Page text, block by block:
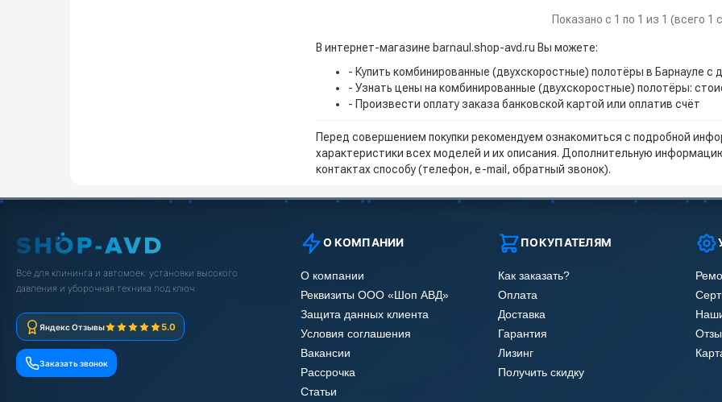
Показано с 1 по 1 из 1 (всего 1
В интернет-магазине barnaul.shop-avd.ru Вы можете:
- Купить комбинированные (двухскоростные) полотёры в Барнауле с
- Узнать цены на комбинированные (двухскоростные) полотёры:
- Произвести оплату заказа банковской картой или оплатив счёт
Перед совершением покупки рекомендуем ознакомиться с подробной
характеристики всех моделей и их описания. Дополнительную
контактах способу (телефон, e-mail, обратный звонок).
Всё для клининга и автомоек: установки высокого
давления и уборочная техника под ключ.
Яндекс Отзывы 5.0
Заказать звонок
О КОМПАНИИ
О компании
Реквизиты ООО «Шоп АВД»
Защита данных клиента
Условия соглашения
Вакансии
Рассрочка
Статьи
ПОКУПАТЕЛЯМ
Как заказать?
Оплата
Доставка
Гарантия
Лизинг
Получить скидку